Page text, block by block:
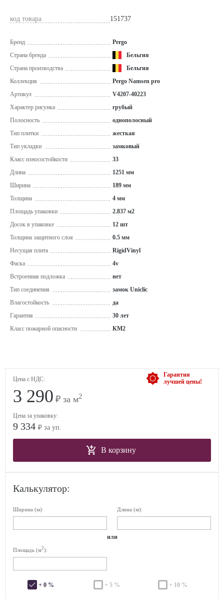
код товара 151737
Бренд
Pergo
Страна бренда
Бельгия
Страна производства
Бельгия
Коллекция
Pergo Namsen pro
Артикул
V4207-40223
Характер рисунка
грубый
Полосность
однополосный
Тип плитки
жесткая
Тип укладки
замковый
Класс износостойкости
33
Длина
1251 мм
Ширина
189 мм
Толщина
4 мм
Площадь упаковки
2.837 м2
Досок в упаковке
12 шт
Толщина защитного слоя
0.5 мм
Несущая плита
RigidVinyl
Фаска
4v
Встроенная подложка
нет
Тип соединения
замок Uniclic
Влагостойкость
да
Гарантия
30 лет
Класс пожарной опасности
КМ2
Гарантия
лучшей цены!
Цена с НДС:
3 290 ₽ за м2
Цена за упаковку:
9 334 ₽ за уп.
В корзину
Калькулятор:
Ширина (м): Длина (м):
или
Площадь (м2):
+ 0 % + 5 % + 10 %